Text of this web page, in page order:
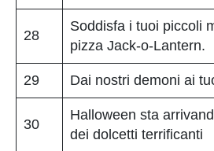
28
Soddisfa i tuoi piccoli
pizza Jack-o-Lantern.
29 Dai nostri demoni ai
30
Halloween sta
dei dolcetti terrificanti